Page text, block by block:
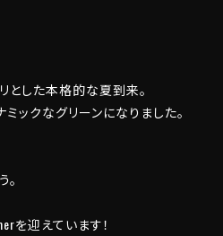
とした本格的な夏到来。
ックなグリーンになりました。
を迎えています！